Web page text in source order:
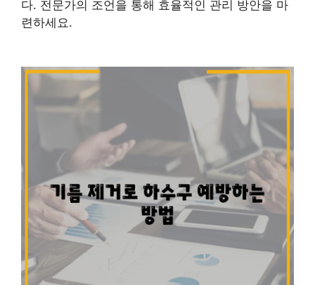
다. 전문가의 조언을 통해 효율적인 관리 방안을 마
련하세요.